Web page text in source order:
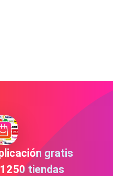
gratis
tiendas